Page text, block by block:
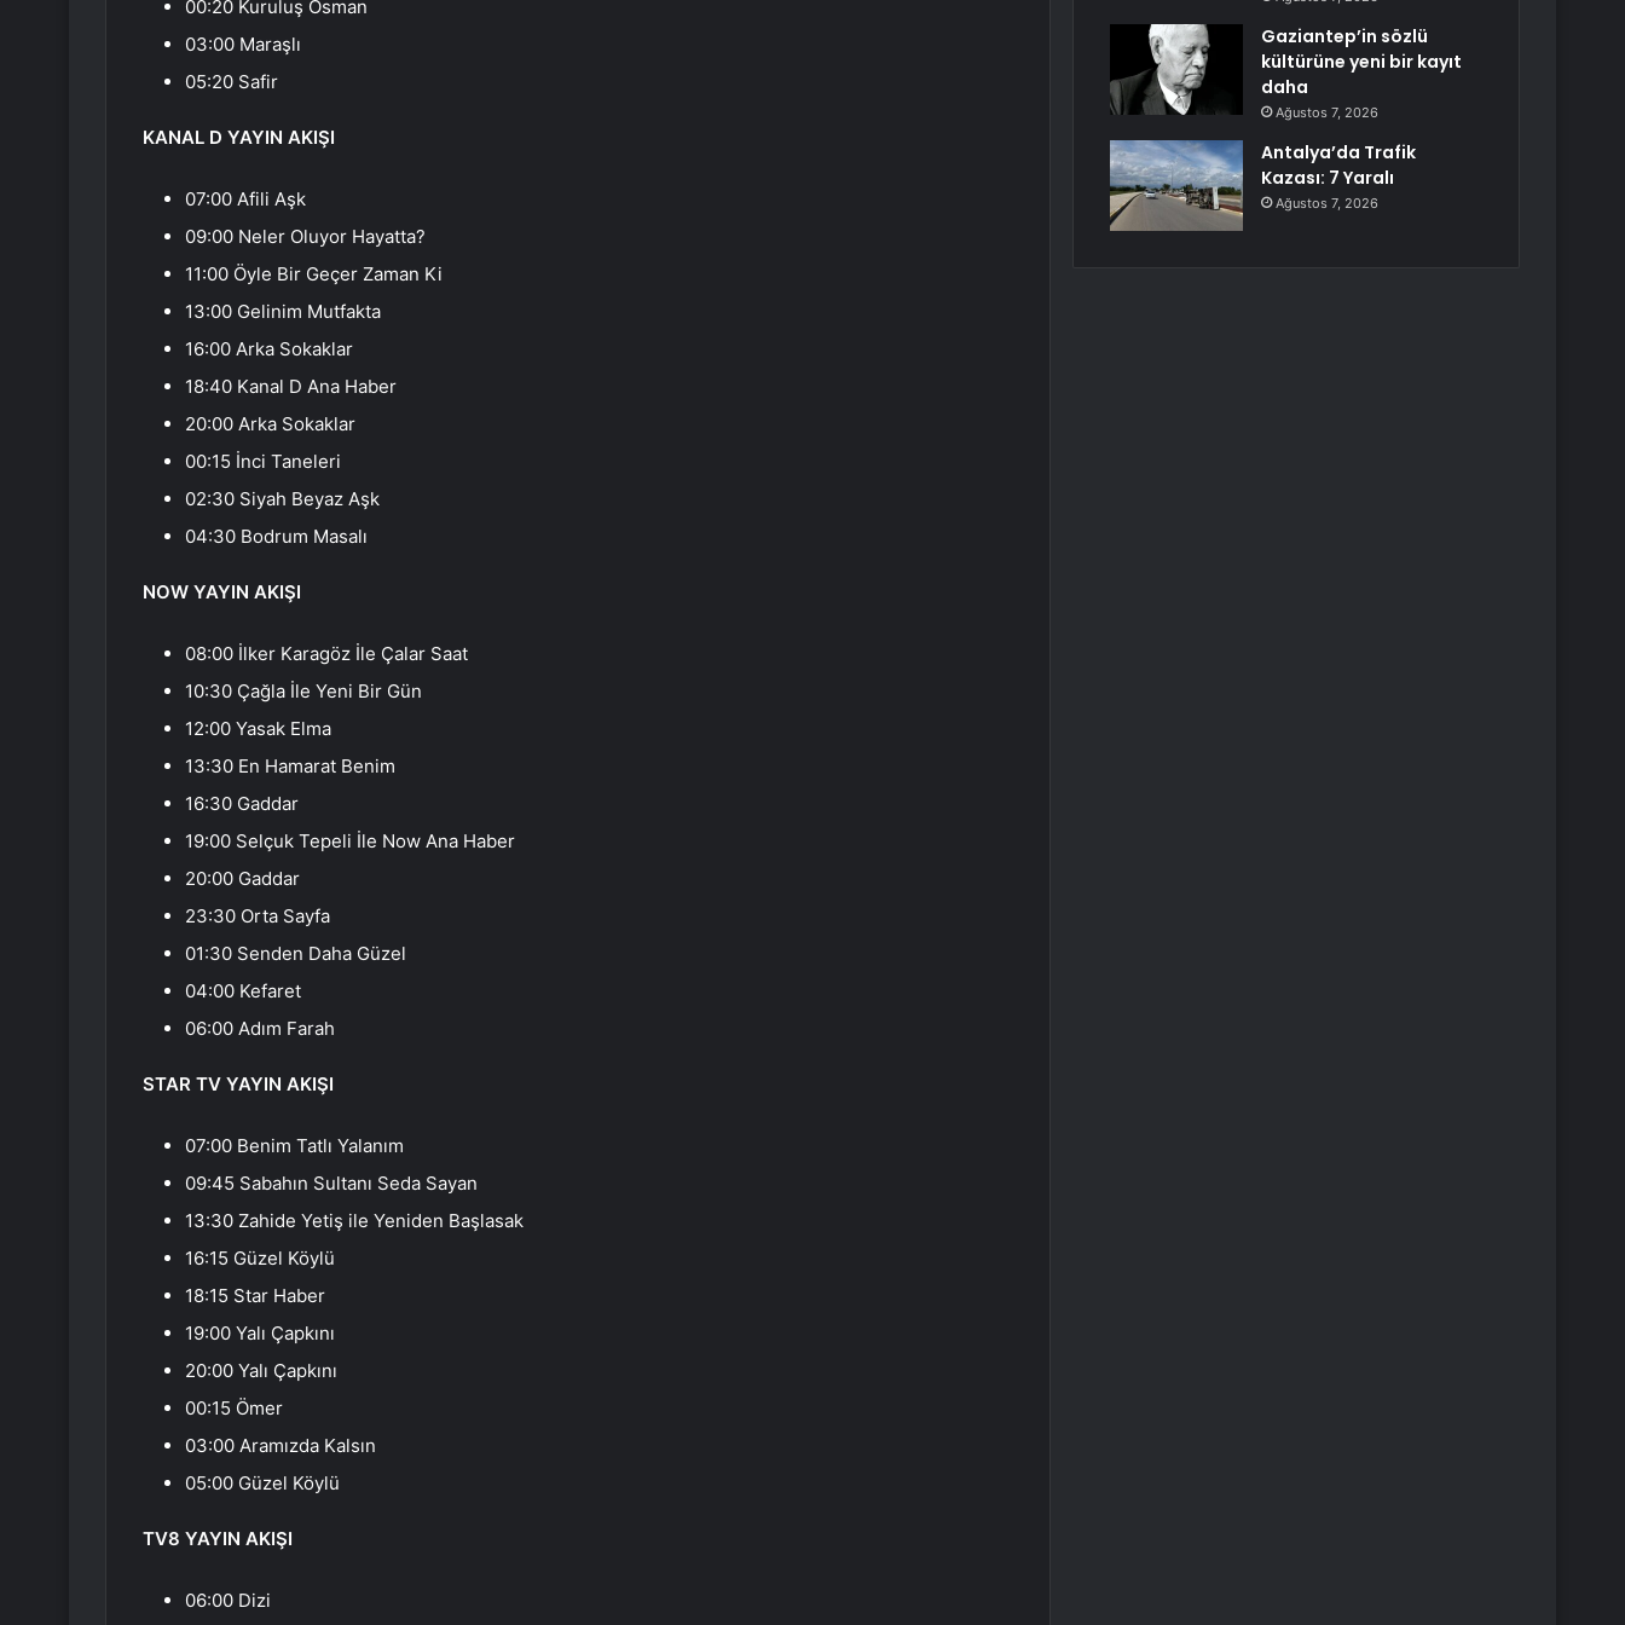
00:20 Kuruluş Osman
03:00 Maraşlı
05:20 Safir
KANAL D YAYIN AKIŞI
07:00 Afili Aşk
09:00 Neler Oluyor Hayatta?
11:00 Öyle Bir Geçer Zaman Ki
13:00 Gelinim Mutfakta
16:00 Arka Sokaklar
18:40 Kanal D Ana Haber
20:00 Arka Sokaklar
00:15 İnci Taneleri
02:30 Siyah Beyaz Aşk
04:30 Bodrum Masalı
NOW YAYIN AKIŞI
08:00 İlker Karagöz İle Çalar Saat
10:30 Çağla İle Yeni Bir Gün
12:00 Yasak Elma
13:30 En Hamarat Benim
16:30 Gaddar
19:00 Selçuk Tepeli İle Now Ana Haber
20:00 Gaddar
23:30 Orta Sayfa
01:30 Senden Daha Güzel
04:00 Kefaret
06:00 Adım Farah
STAR TV YAYIN AKIŞI
07:00 Benim Tatlı Yalanım
09:45 Sabahın Sultanı Seda Sayan
13:30 Zahide Yetiş ile Yeniden Başlasak
16:15 Güzel Köylü
18:15 Star Haber
19:00 Yalı Çapkını
20:00 Yalı Çapkını
00:15 Ömer
03:00 Aramızda Kalsın
05:00 Güzel Köylü
TV8 YAYIN AKIŞI
06:00 Dizi
Gaziantep’in sözlü
kültürüne yeni bir kayıt
daha
Ağustos 7, 2026
Antalya’da Trafik
Kazası: 7 Yaralı
Ağustos 7, 2026